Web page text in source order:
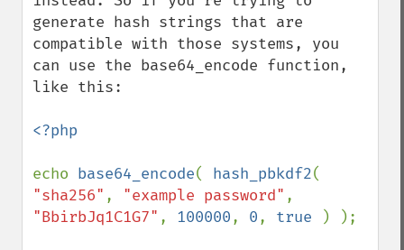
generate hash strings that are
compatible with those systems, you
can use the base64_encode function,
like this:
<?php
echo base64_encode( hash_pbkdf2
"sha256" , "example password"
"BbirbJq1C1G7" , 100000, 0, true ) );